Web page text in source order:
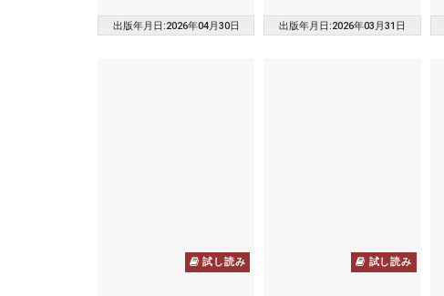
出版年月日:2026年04月30日 出版年月日:2026年03月31日
試し読み 試し読み